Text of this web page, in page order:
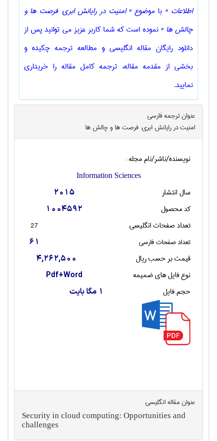
اطلاعات " با موضوع" امنیت در رایانش ابری: فرصت ها و
چالش ها " نموده است که شما کاربر عزیز می توانید پس از
دانلود رایگان مقاله انگلیسی و مطالعه ترجمه چکیده و
بخشی از مقدمه مقاله، ترجمه کامل مقاله را خریداری
نمایید.
عنوان ترجمه فارسی
امنیت در رایانش ابری: فرصت ها و چالش ها
نویسنده/ناشر/نام مجله :
Information Sciences
سال انتشار 2015
کد محصول 1004592
تعداد صفحات انگليسی
27
تعداد صفحات فارسی
61
قیمت بر حسب ریال 4,262,500
نوع فایل های ضمیمه Pdf+Word
حجم فایل 1 مگا بایت
عنوان مقاله انگليسی
Security in cloud computing: Opportunities and
challenges